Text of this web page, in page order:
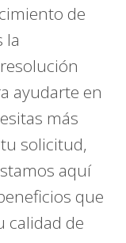
de
la
ayudarte en
más
solicitud,
aquí
que
calidad de